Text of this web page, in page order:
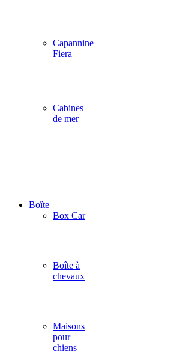
Capannine
Fiera
Cabines
de mer
Boîte
Box Car
Boîte à
chevaux
Maisons
pour
chiens